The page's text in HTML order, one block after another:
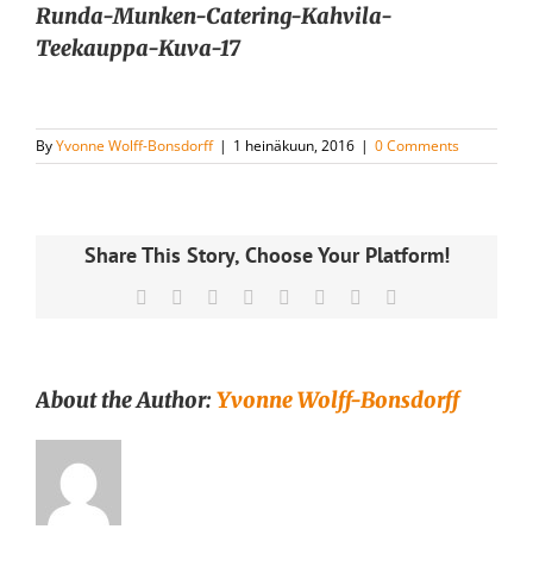
Runda-Munken-Catering-Kahvila-
Teekauppa-Kuva-17
ByYvonne Wolff-Bonsdorff | 1 heinäkuun, 2016 | 0 Comments
Share This Story, Choose Your Platform!
Facebook Reddit LinkedIn
TumblrPinterest
About the Author:Yvonne Wolff-Bonsdorff